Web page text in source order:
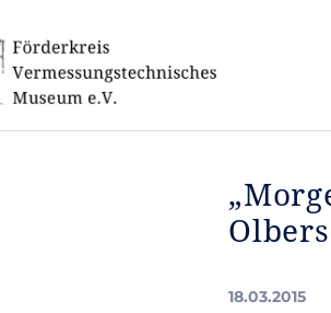
Olbers
18.03.2015